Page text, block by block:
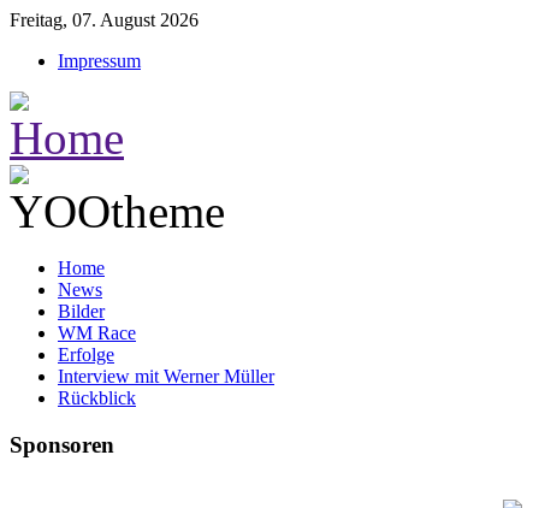
Freitag, 07. August 2026
Impressum
Home
News
Bilder
WM Race
Erfolge
Interview mit Werner Müller
Rückblick
Sponsoren